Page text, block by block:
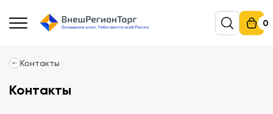
0
Контакты
Контакты